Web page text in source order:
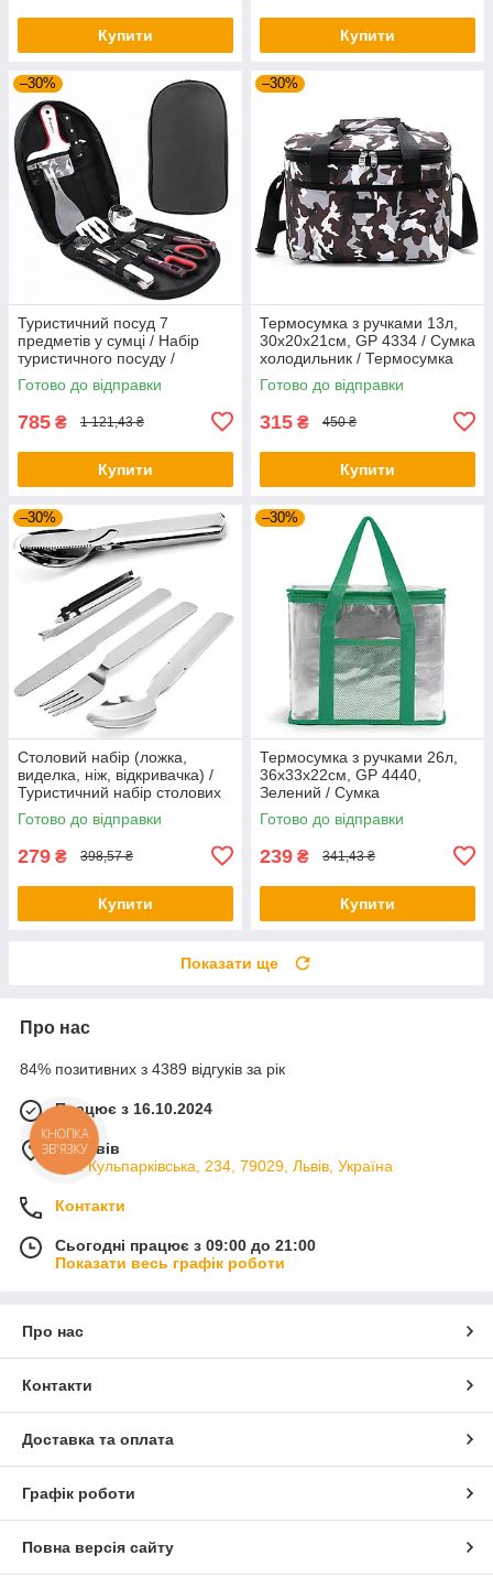
Купити Купити
–30%
Туристичний посуд 7
предметів у сумці / Набір
туристичного посуду /
Кухонне приладдя для
кемпінгу
Готово до відправки
785 ₴ 1 121,43 ₴
Купити
–30%
Термосумка з ручками 13л,
30х20х21см, GP 4334 / Сумка
холодильник / Термосумка
для їжі та напоїв
Готово до відправки
315 ₴ 450 ₴
Купити
–30%
Столовий набір (ложка,
виделка, ніж, відкривачка) /
Туристичний набір столових
приборів
Готово до відправки
279 ₴ 398,57 ₴
Купити
–30%
Термосумка з ручками 26л,
36x33x22см, GP 4440,
Зелений / Сумка
холодильник / Сумка термос /
Термосумка для їжі
Готово до відправки
239 ₴ 341,43 ₴
Купити
Показати ще
Про нас
84% позитивних з 4389 відгуків за рік
Працює з 16.10.2024
м. Львів
вул. Кульпарківська, 234, 79029, Львів, Україна
Контакти
Сьогодні працює з 09:00 до 21:00
Показати весь графік роботи
Про нас
Контакти
Доставка та оплата
Графік роботи
Повна версія сайту
КНОПКА
ЗВ'ЯЗКУ